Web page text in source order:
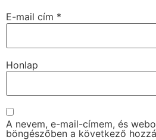
E-mail cím *
Honlap
A nevem, e-mail-címem, és
böngészőben a következő